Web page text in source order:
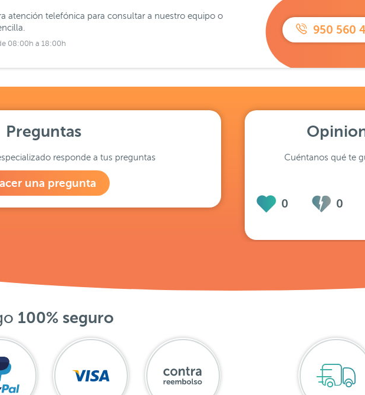
atención telefónica para consultar a nuestro equipo o
08:00h a 18:00h
950 560
Preguntas
responde a tus preguntas
una pregunta
Cuéntanos qué te
0 0
100% seguro